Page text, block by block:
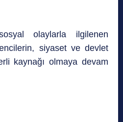
olaylarla ilgilenen
siyaset ve devlet
kaynağı olmaya devam